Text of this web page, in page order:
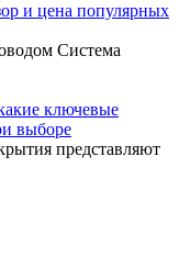
и цена популярных
Система
ключевые
выборе
представляют